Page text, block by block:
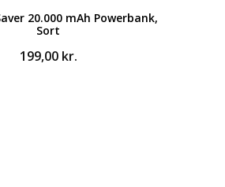
20.000 mAh Powerbank,
Sort
199,00 kr.